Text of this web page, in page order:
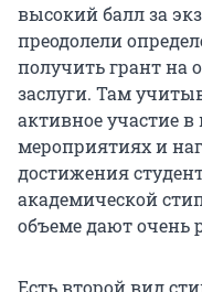
высокий балл за
преодолели
получить грант на
заслуги. Там
активное участие
мероприятиях и
достижения
академической
объеме дают очень
Есть второй вид